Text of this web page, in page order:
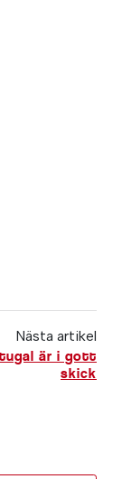
Nästa artikel
är i gott
skick